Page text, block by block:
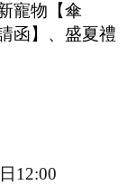
寵物【傘
函】、盛夏禮
日 12:00